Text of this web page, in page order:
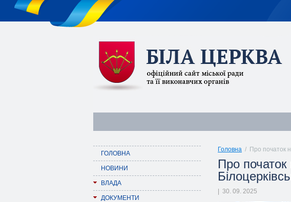
ГОЛОВНА
НОВИНИ
ВЛАДА
ДОКУМЕНТИ
Головна / Про початок
Про початок
| 30. 09. 2025